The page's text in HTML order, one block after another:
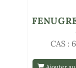
CAS :